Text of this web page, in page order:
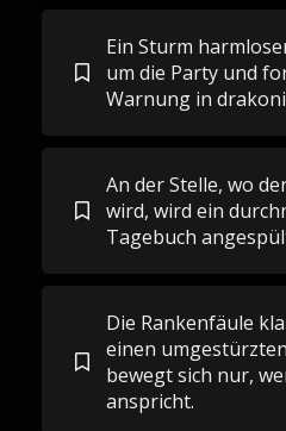
Ein Sturm
um die Party und
Warnung in
An der Stelle, wo
wird, wird ein
Tagebuch
Die Rankenfäule
einen
bewegt sich nur,
anspricht.